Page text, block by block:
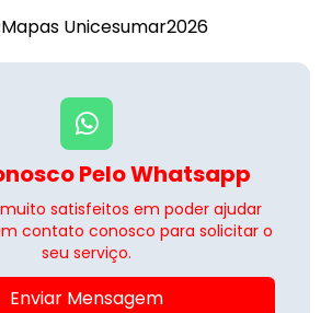
Mapas Unicesumar2026
Pelo Whatsapp
satisfeitos em poder ajudar
contato conosco para solicitar o
seu serviço.
Enviar Mensagem